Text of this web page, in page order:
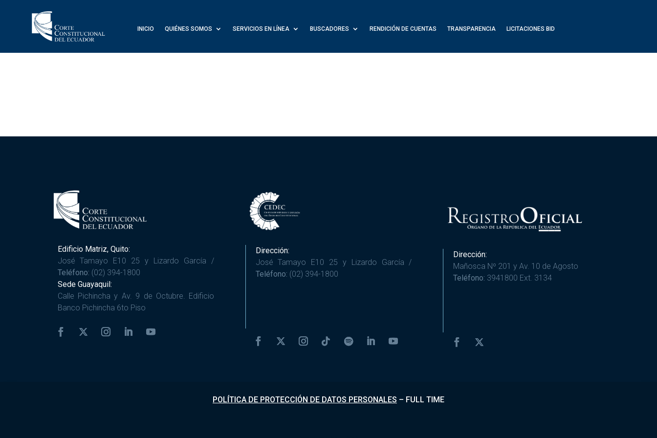
INICIO QUIÉNES SOMOS SERVICIOS EN LÍNEA BUSCADORES RENDICIÓN DE CUENTAS TRANSPARENCIA LICITACIONES BID
Edificio Matriz, Quito:
José Tamayo E10 25 y Lizardo García /
Teléfono: (02) 394-1800
Sede Guayaquil:
Calle Pichincha y Av. 9 de Octubre. Edificio
Banco Pichincha 6to Piso
Dirección:
José Tamayo E10 25 y Lizardo García /
Teléfono: (02) 394-1800
Dirección:
Mañosca Nº 201 y Av. 10 de Agosto
Teléfono: 3941800 Ext. 3134
POLÍTICA DE PROTECCIÓN DE DATOS PERSONALES – FULL TIME